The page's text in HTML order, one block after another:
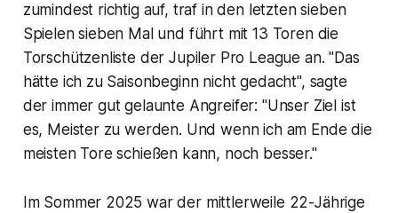
zumindest richtig auf, traf in den letzten sieben
Spielen sieben Mal und führt mit 13 Toren die
Torschützenliste der Jupiler Pro League an. "Das
hätte ich zu Saisonbeginn nicht gedacht", sagte
der immer gut gelaunte Angreifer: "Unser Ziel ist
es, Meister zu werden. Und wenn ich am Ende die
meisten Tore schießen kann, noch besser."
Im Sommer 2025 war der mittlerweile 22-Jährige